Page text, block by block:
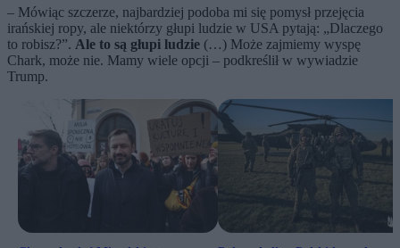
– Mówiąc szczerze, najbardziej podoba mi się pomysł przejęcia
irańskiej ropy, ale niektórzy głupi ludzie w USA pytają: „Dlaczego
to robisz?”. Ale to są głupi ludzie (…) Może zajmiemy wyspę
Chark, może nie. Mamy wiele opcji – podkreślił w wywiadzie
Trump.